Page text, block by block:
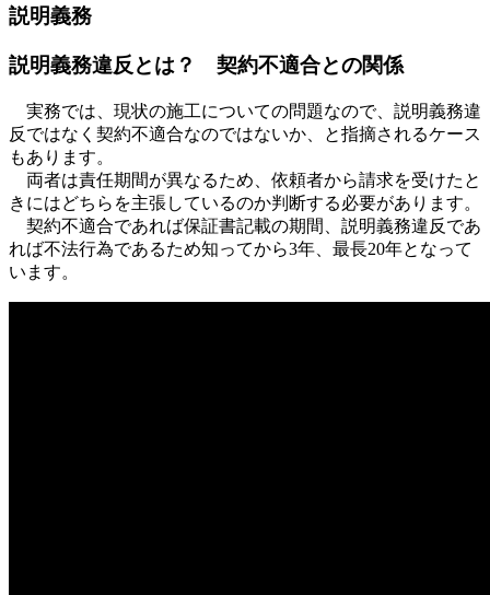
説明義務
説明義務違反とは？ 契約不適合との関係
実務では、現状の施工についての問題なので、説明義務違
反ではなく契約不適合なのではないか、と指摘されるケース
もあります。
両者は責任期間が異なるため、依頼者から請求を受けたと
きにはどちらを主張しているのか判断する必要があります。
契約不適合であれば保証書記載の期間、説明義務違反であ
れば不法行為であるため知ってから3年、最長20年となって
います。